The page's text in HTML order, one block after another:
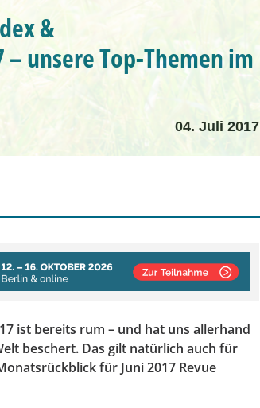
&
unsere Top-Themen im
04. Juli 2017
ist bereits rum – und hat uns allerhand
beschert. Das gilt natürlich auch für
für Juni 2017 Revue